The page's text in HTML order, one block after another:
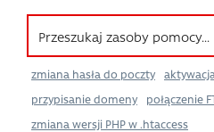
zmiana hasła do poczty
przypisanie domeny
połączenie
zmiana wersji PHP w .htaccess